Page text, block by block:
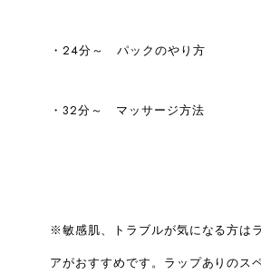
・24分～ パックのやり方
・32分～ マッサージ方法
※敏感肌、トラブルが気になる方は
アがおすすめです。ラップありのス